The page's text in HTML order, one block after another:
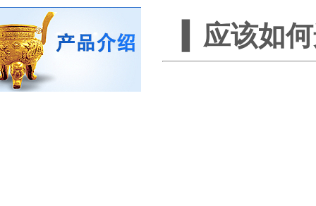
应该如